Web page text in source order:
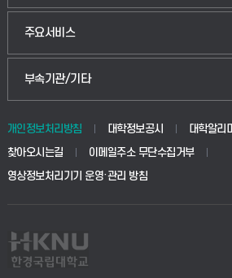
주요서비스
부속기관/기타
개인정보처리방침 대학정보공시 대학알리미
찾아오시는길
이메일주소 무단수집거부
영상정보처리기기 운영·관리 방침